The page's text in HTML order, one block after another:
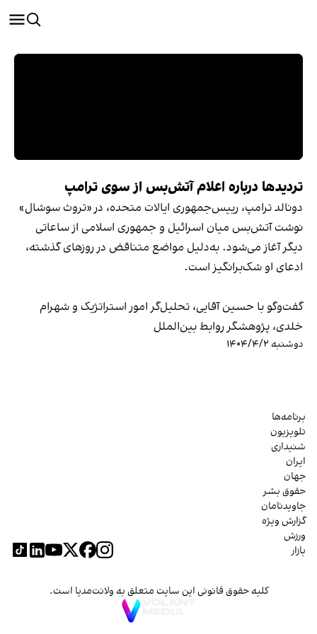
تردیدها درباره اعلام آتش‌بس از سوی ترامپ
دونالد ترامپ، رییس‌جمهوری ایالات متحده، در «تروث سوشال»
نوشت آتش‌بس میان اسرائیل و جمهوری اسلامی از ساعاتی
دیگر آغاز می‌شود. به‌دلیل مواضع متناقض در روزهای گذشته،
ادعای او شک‌برانگیز است.
گفت‌وگو با حسین آقایی، تحلیل‌گر امور استراتژیک و شهرام
خلدی، پژوهشگر روابط بین‌الملل
دوشنبه ۱۴۰۴/۴/۲
برنامه‌ها
تلویزیون
شنیداری
ایران
جهان
حقوق بشر
جاویدنامان
گزارش ویژه
ورزش
بازار
کلیه حقوق قانونی این سایت متعلق به ولانت‌مدیا است.